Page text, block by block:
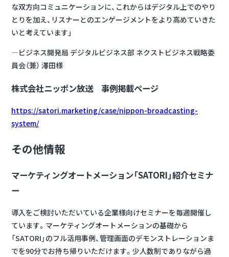
な双方向コミュニケーションに、これからはデジタル上でのやり
とりを加え、リスナーとのエンゲージメントをより高めていきた
いと考えています」
―ビジネス開発局 デジタルビジネス部 ネクストビジネス戦略委
員会（兼） 澤田様
株式会社ニッポン放送 事例掲載ページ
https://satori.marketing/case/nippon-broadcasting-
system/
その他情報
マーケティングオートメーション「SATORI」紹介セミナ
ー
導入をご検討いただいている企業様向けセミナーを毎週開催し
ています。マーケティングオートメーションの基礎から
「SATORI」のフル活用事例、管理画面のデモンストレーションま
でを90分でお持ち帰りいただけます。少人数制でありながら過